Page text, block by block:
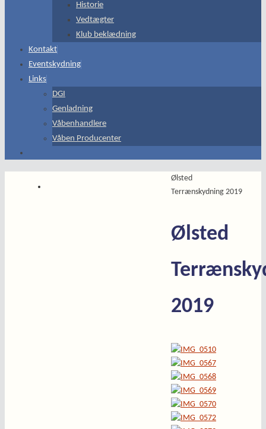
Historie
Vedtægter
Klub beklædning
Kontakt
Eventskydning
Links
DGI
Genladning
Våbenhandlere
Våben Producenter
Home
Ølsted
Terrænskydning 2019
Ølsted
2019